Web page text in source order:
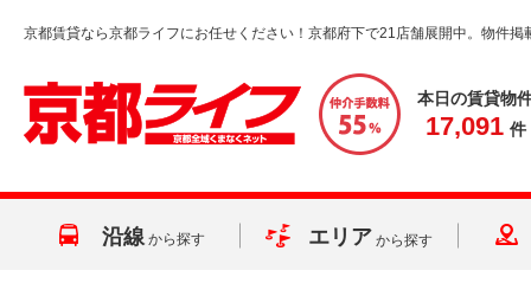
京都賃貸なら京都ライフにお任せください！京都府下で21店舗展開中。物件掲
本日の賃貸物
17,091 件
沿線 から探す エリア から探す